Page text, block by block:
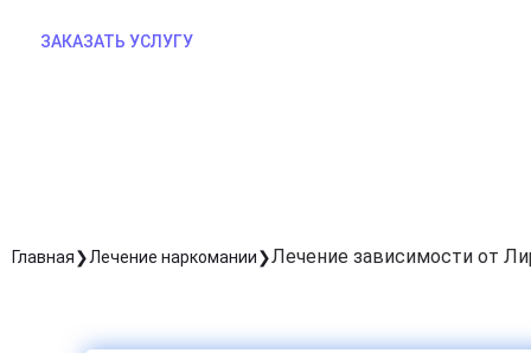
ЗАКАЗАТЬ УСЛУГУ
Главная Лечение наркомании Лечение зависимости от